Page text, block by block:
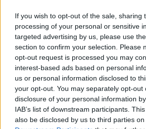
If you wish to opt-out of the sale, sharing
processing of your personal or sensitive
targeted advertising by us, please use
section to confirm your selection. Please
opt-out request is processed you may
interest-based ads based on personal
us or personal information disclosed to
your opt-out. You may separately opt-out
disclosure of your personal information
IAB’s list of downstream participants.
also be disclosed by us to third parties on
DAVID SORIA
DAVINCHI
BOSELLI
ROMERO